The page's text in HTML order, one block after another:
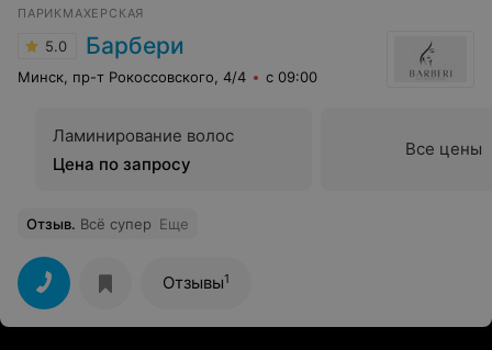
ПАРИКМАХЕРСКАЯ
5.0 Барбери
Минск, пр-т Рокоссовского, 4/4 с 09:00
Ламинирование волос
Цена по запросу
Все цены
Отзыв. Всё супер Еще
Отзывы1